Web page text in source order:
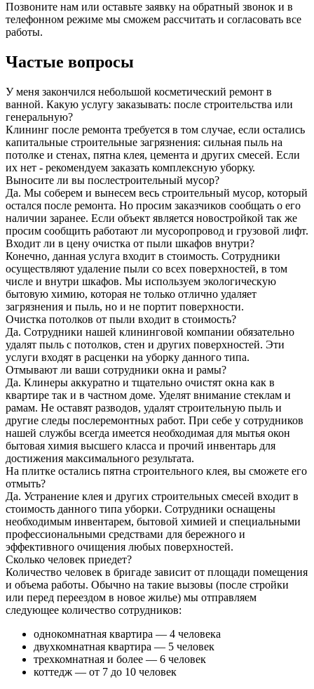
Позвоните нам или оставьте заявку на обратный звонок и в
телефонном режиме мы сможем рассчитать и согласовать все
работы.
Частые вопросы
У меня закончился небольшой косметический ремонт в
ванной. Какую услугу заказывать: после строительства или
генеральную?
Клининг после ремонта требуется в том случае, если остались
капитальные строительные загрязнения: сильная пыль на
потолке и стенах, пятна клея, цемента и других смесей. Если
их нет - рекомендуем заказать комплексную уборку.
Выносите ли вы послестроительный мусор?
Да. Мы соберем и вынесем весь строительный мусор, который
остался после ремонта. Но просим заказчиков сообщать о его
наличии заранее. Если объект является новостройкой так же
просим сообщить работают ли мусоропровод и грузовой лифт.
Входит ли в цену очистка от пыли шкафов внутри?
Конечно, данная услуга входит в стоимость. Сотрудники
осуществляют удаление пыли со всех поверхностей, в том
числе и внутри шкафов. Мы используем экологическую
бытовую химию, которая не только отлично удаляет
загрязнения и пыль, но и не портит поверхности.
Очистка потолков от пыли входит в стоимость?
Да. Сотрудники нашей клининговой компании обязательно
удалят пыль с потолков, стен и других поверхностей. Эти
услуги входят в расценки на уборку данного типа.
Отмывают ли ваши сотрудники окна и рамы?
Да. Клинеры аккуратно и тщательно очистят окна как в
квартире так и в частном доме. Уделят внимание стеклам и
рамам. Не оставят разводов, удалят строительную пыль и
другие следы послеремонтных работ. При себе у сотрудников
нашей службы всегда имеется необходимая для мытья окон
бытовая химия высшего класса и прочий инвентарь для
достижения максимального результата.
На плитке остались пятна строительного клея, вы сможете его
отмыть?
Да. Устранение клея и других строительных смесей входит в
стоимость данного типа уборки. Сотрудники оснащены
необходимым инвентарем, бытовой химией и специальными
профессиональными средствами для бережного и
эффективного очищения любых поверхностей.
Сколько человек приедет?
Количество человек в бригаде зависит от площади помещения
и объема работы. Обычно на такие вызовы (после стройки
или перед переездом в новое жилье) мы отправляем
следующее количество сотрудников:
однокомнатная квартира — 4 человека
двухкомнатная квартира — 5 человек
трехкомнатная и более — 6 человек
коттедж — от 7 до 10 человек